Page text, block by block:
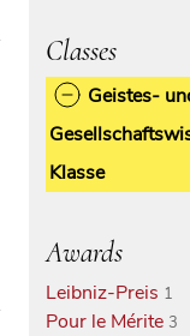
Classes
Geistes-
Klasse
Awards
Leibniz-Preis 1
Pour le Mérite 3